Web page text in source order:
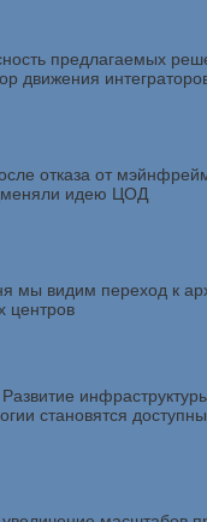
предлагаемых
движения
отказа от
идею ЦОД
мы видим переход к
центров
Развитие
становятся